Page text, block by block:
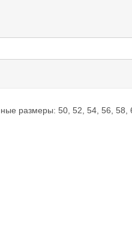
размеры: 50, 52, 54, 56,